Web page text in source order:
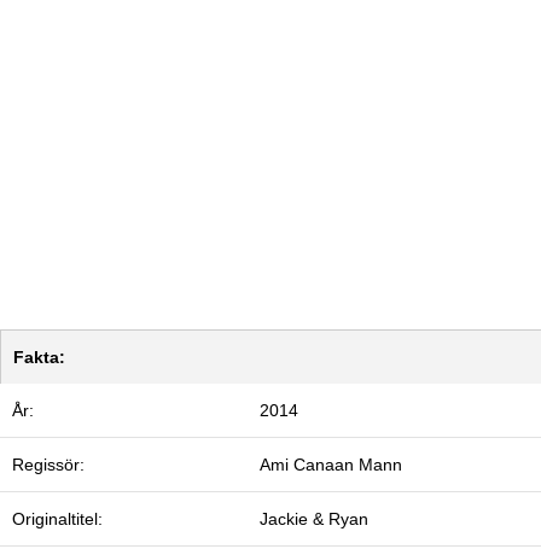
Fakta:
År: 2014
Regissör: Ami Canaan Mann
Originaltitel: Jackie & Ryan